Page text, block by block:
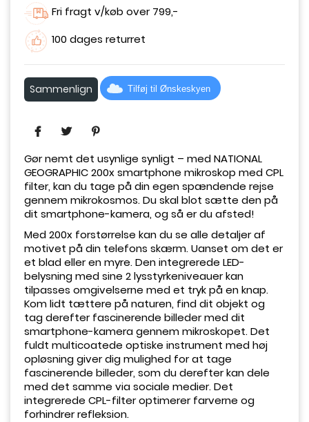
Fri fragt v/køb over 799,-
100 dages returret
Sammenlign Tilføj til Ønskeskyen
Gør nemt det usynlige synligt – med NATIONAL
GEOGRAPHIC 200x smartphone mikroskop med CPL
filter, kan du tage på din egen spændende rejse
gennem mikrokosmos. Du skal blot sætte den på
dit smartphone-kamera, og så er du afsted!
Med 200x forstørrelse kan du se alle detaljer af
motivet på din telefons skærm. Uanset om det er
et blad eller en myre. Den integrerede LED-
belysning med sine 2 lysstyrkeniveauer kan
tilpasses omgivelserne med et tryk på en knap.
Kom lidt tættere på naturen, find dit objekt og
tag derefter fascinerende billeder med dit
smartphone-kamera gennem mikroskopet. Det
fuldt multicoatede optiske instrument med høj
opløsning giver dig mulighed for at tage
fascinerende billeder, som du derefter kan dele
med det samme via sociale medier. Det
integrerede CPL-filter optimerer farverne og
forhindrer refleksion.